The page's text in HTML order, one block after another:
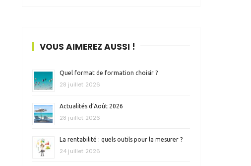
VOUS AIMEREZ AUSSI !
Quel format de formation choisir ?
28 juillet 2026
Actualités d’Août 2026
28 juillet 2026
La rentabilité : quels outils pour la mesurer ?
24 juillet 2026